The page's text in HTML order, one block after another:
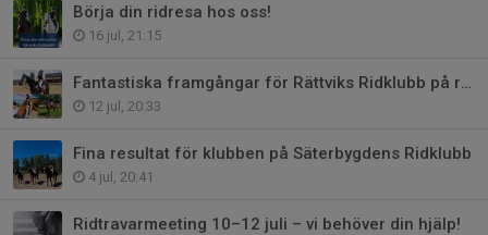
Börja din ridresa hos oss!
16 jul, 21:15
Fantastiska framgångar för Rättviks Ridklubb på ridtravarmeeting!
12 jul, 20:33
Fina resultat för klubben på Säterbygdens Ridklubb
4 jul, 20:41
Ridtravarmeeting 10–12 juli – vi behöver din hjälp!